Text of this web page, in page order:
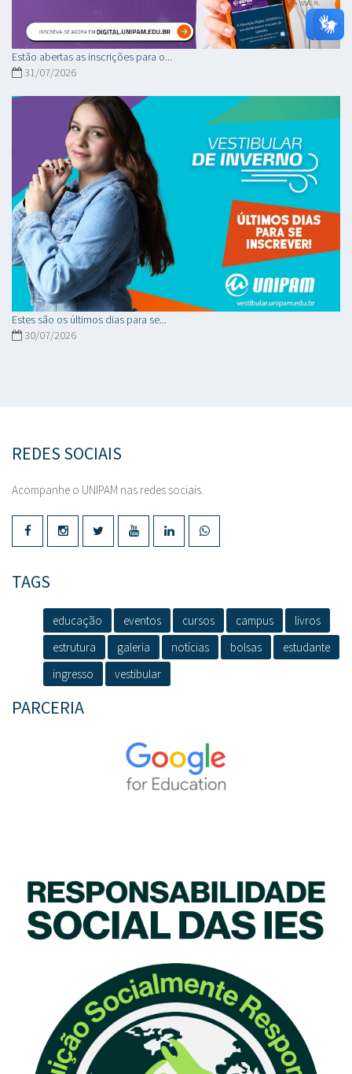
Estão abertas as inscrições para o...
31/07/2026
Estes são os últimos dias para se...
30/07/2026
REDES SOCIAIS
Acompanhe o UNIPAM nas redes sociais.
TAGS
educação eventos cursos campus
livros
estrutura
galeria notícias bolsas
estudante
ingresso
vestibular
PARCERIA